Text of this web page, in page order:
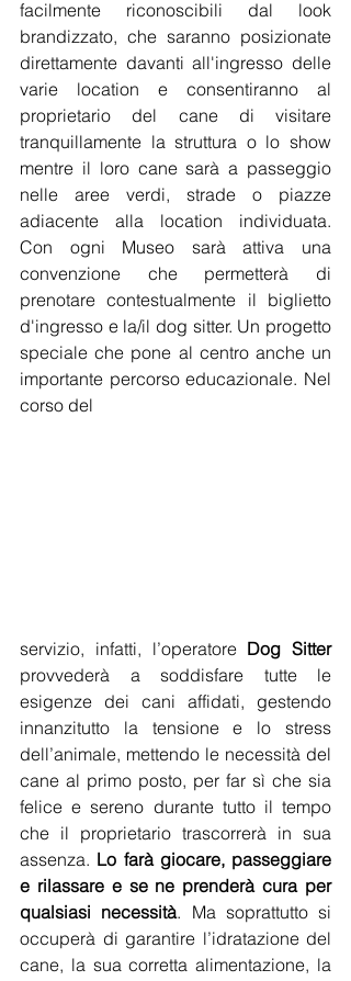
facilmente riconoscibili dal look
brandizzato, che saranno posizionate
direttamente davanti all'ingresso delle
varie location e consentiranno al
proprietario del cane di visitare
tranquillamente la struttura o lo show
mentre il loro cane sarà a passeggio
nelle aree verdi, strade o piazze
adiacente alla location individuata.
Con ogni Museo sarà attiva una
convenzione che permetterà di
prenotare contestualmente il biglietto
d'ingresso e la/il dog sitter. Un progetto
speciale che pone al centro anche un
importante percorso educazionale. Nel
corso del
servizio, infatti, l’operatore Dog Sitter
provvederà a soddisfare tutte le
esigenze dei cani affidati, gestendo
innanzitutto la tensione e lo stress
dell’animale, mettendo le necessità del
cane al primo posto, per far sì che sia
felice e sereno durante tutto il tempo
che il proprietario trascorrerà in sua
assenza. Lo farà giocare, passeggiare
e rilassare e se ne prenderà cura per
qualsiasi necessità. Ma soprattutto si
occuperà di garantire l’idratazione del
cane, la sua corretta alimentazione, la